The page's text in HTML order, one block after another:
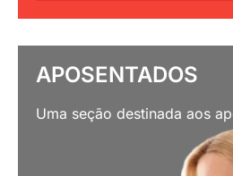
APOSENTADOS
Uma seção destinada aos